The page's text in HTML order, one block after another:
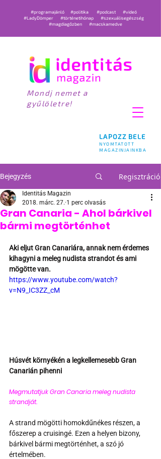
LAPOZZ BELE
NYOMTATOTT
MAGAZINJAINKBA
#programajánló #politika #podcast
#videó
#LadyDömper
#történetihónap
#szexuálisegészség
#magdiagőzben
#macskamedve
Mondj nemet a
gyűlöletre!
Bejegyzés Regisztráció
Gran Canaria - Ahol bárkivel
bármi megtörténhet
Identitás Magazin
2018. márc. 27. 1 perc olvasás
Aki eljut Gran Canariára, annak nem érdemes
kihagyni a meleg nudista strandot és ami
mögötte van.
https://www.youtube.com/watch?
v=N9_IC3ZZ_cM
Húsvét környékén a legkellemesebb Gran
Canarián pihenni
Megmutatjuk Gran Canaria meleg nudista
strandját.
A strand mögötti homokdűnékes részen, a
főszerep a cruisingé. Ezen a helyen bizony,
bárkivel bármi megtörténhet, a szó jó
értelmében.